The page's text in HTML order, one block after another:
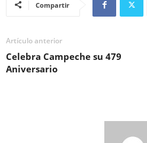
Compartir
Artículo anterior
Celebra Campeche su 479
Aniversario